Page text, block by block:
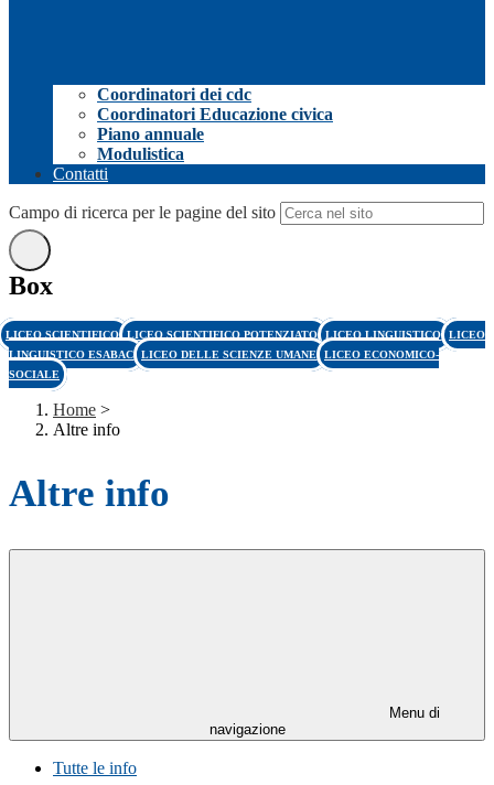
Coordinatori dei cdc
Coordinatori Educazione civica
Piano annuale
Modulistica
Contatti
Campo di ricerca per le pagine del sito
Box
LICEO SCIENTIFICO LICEO SCIENTIFICO POTENZIATO LICEO LINGUISTICO LICEO
LINGUISTICO ESABAC LICEO DELLE SCIENZE UMANE LICEO ECONOMICO-
SOCIALE
Home >
Altre info
Altre info
Menu di
navigazione
Tutte le info